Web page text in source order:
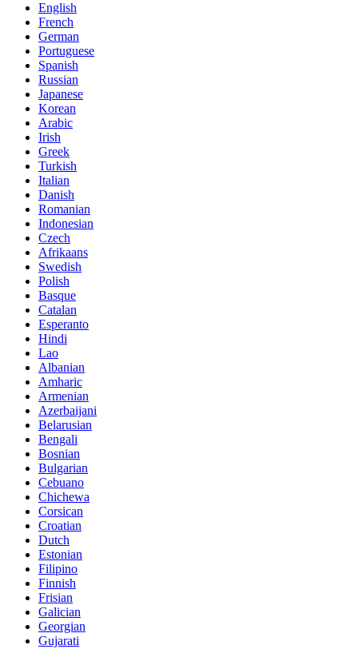
English
French
German
Portuguese
Spanish
Russian
Japanese
Korean
Arabic
Irish
Greek
Turkish
Italian
Danish
Romanian
Indonesian
Czech
Afrikaans
Swedish
Polish
Basque
Catalan
Esperanto
Hindi
Lao
Albanian
Amharic
Armenian
Azerbaijani
Belarusian
Bengali
Bosnian
Bulgarian
Cebuano
Chichewa
Corsican
Croatian
Dutch
Estonian
Filipino
Finnish
Frisian
Galician
Georgian
Gujarati